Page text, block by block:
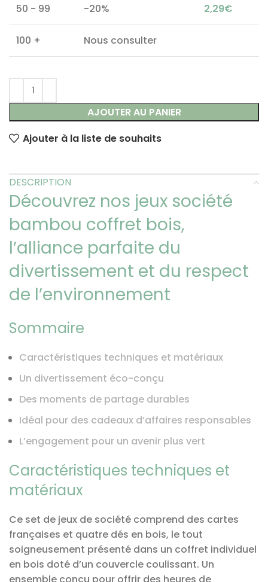
50 - 99 -20% 2,29€
100 + Nous consulter
AJOUTER AU PANIER
Ajouter à la liste de souhaits
DESCRIPTION
Découvrez nos jeux société
bambou coffret bois,
l’alliance parfaite du
divertissement et du respect
de l’environnement
Sommaire
Caractéristiques techniques et matériaux
Un divertissement éco-conçu
Des moments de partage durables
Idéal pour des cadeaux d’affaires responsables
L’engagement pour un avenir plus vert
Caractéristiques techniques et
matériaux
Ce set de jeux de société comprend des cartes
françaises et quatre dés en bois, le tout
soigneusement présenté dans un coffret individuel
en bois doté d’un couvercle coulissant. Un